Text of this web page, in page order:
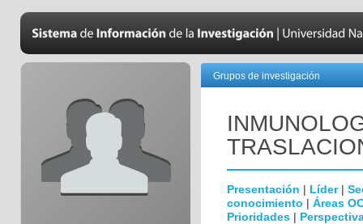
Grupos de investigación
Presentación | Líder|
conocimiento | Áreas
Prioridades |